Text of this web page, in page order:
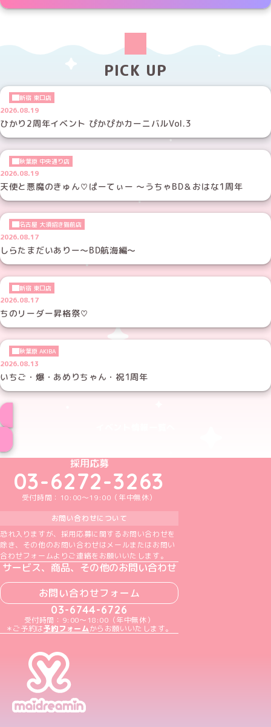
PICK UP
新宿 東口店
2026.08.19
ひかり2周年イベント ぴかぴかカーニバルVol.3
秋葉原 中央通り店
2026.08.19
天使と悪魔のきゅん♡ぱーてぃー ～うちゃBD＆おはな1周年
名古屋 大須招き猫前店
2026.08.17
しらたまだいありー～BD航海編～
新宿 東口店
2026.08.17
ちのリーダー昇格祭♡
秋葉原 AKIBA
2026.08.13
いちご・爆・あめりちゃん・祝1周年
めいどりーみんTikTok公式アカウント
めいどりーみんX公式アカウント
めいどりーみんInstagram公式アカウント
めいどりーみんFacebook公式アカウン
めいどりーみんYouTube公式アカ
採用応募
03-6272-3263
受付時間：10:00～19:00（年中無休）
お問い合わせについて
恐れ入りますが、採用応募に関するお問い合わせを
除き、その他のお問い合わせはメールまたはお問い
合わせフォームよりご連絡をお願いいたします。
サービス、商品、その他のお問い合わせ
お問い合わせフォーム
03-6744-6726
受付時間：9:00～18:00（年中無休）
＊ご予約は予約フォームからお願いいたします。